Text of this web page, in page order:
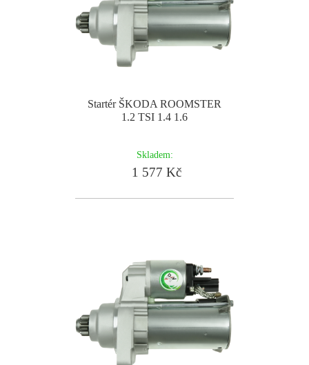
Startér ŠKODA ROOMSTER
1.2 TSI 1.4 1.6
Skladem:
1 577 Kč